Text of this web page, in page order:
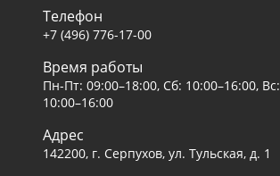
Телефон
+7 (496) 776-17-00
Время работы
Пн-Пт: 09:00–18:00, Сб: 10:00–16:00, Вс:
10:00–16:00
Адрес
142200, г. Серпухов, ул. Тульская, д. 1